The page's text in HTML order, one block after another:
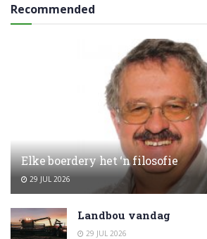
Recommended
Elke boerdery het ‘n filosofie
29 JUL 2026
Landbou vandag
29 JUL 2026